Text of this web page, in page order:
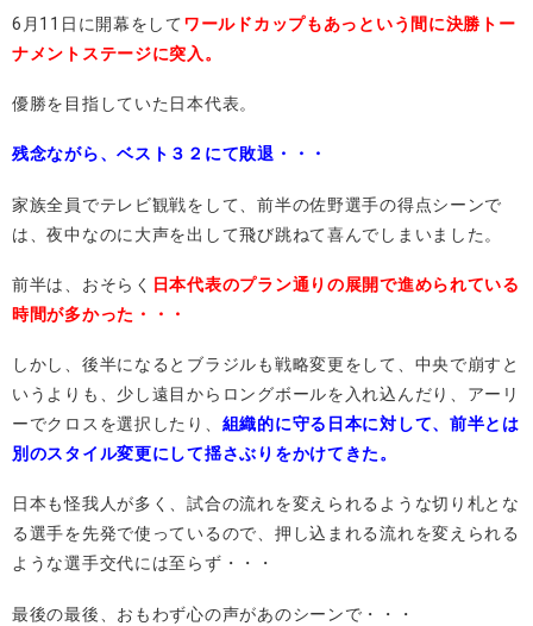
6月11日に開幕をしてワールドカップもあっという間に決勝トー
ナメントステージに突入。
優勝を目指していた日本代表。
残念ながら、ベスト３２にて敗退・・・
家族全員でテレビ観戦をして、前半の佐野選手の得点シーンで
は、夜中なのに大声を出して飛び跳ねて喜んでしまいました。
前半は、おそらく 日本代表のプラン通りの展開で進められている
時間が多かった・・・
しかし、後半になるとブラジルも戦略変更をして、中央で崩すと
いうよりも、少し遠目からロングボールを入れ込んだり、アーリ
ーでクロスを選択したり、 組織的に守る日本に対して、前半とは
別のスタイル変更にして揺さぶりをかけてきた。
日本も怪我人が多く、試合の流れを変えられるような切り札とな
る選手を先発で使っているので、押し込まれる流れを変えられる
ような選手交代には至らず・・・
最後の最後、おもわず心の声があのシーンで・・・